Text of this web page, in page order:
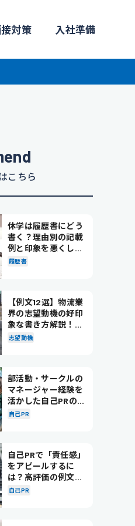
対策 入社準備
こちら
休学は履歴書にどう
書く？理由別の記載
例と印象を悪くしな
い書き方を解説
履歴書
【例文12選】物流業
界の志望動機の好印
象な書き方解説！パ
ターン別の例文も紹
志望動機
部活動・サークルの
マネージャー経験を
活かした自己PRの書
き方を徹底解説！
自己PR
自己PRで「責任感」
をアピールするに
は？高評価の例文も
紹介！
自己PR